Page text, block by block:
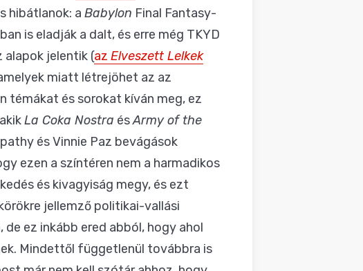
hibátlanok: a Babylon Final Fantasy-
is eladják a dalt, és erre még TKYD
alapok jelentik (az Elveszett Lelkek
miatt létrejöhet az az
témákat és sorokat kíván meg, ez
La Coka Nostra ésArmy of the
és Vinnie Paz bevágások
ezen a színtéren nem a harmadikos
és kivagyiság megy, és ezt
jellemző politikai-vallási
de ez inkább ered abból, hogy ahol
Mindettől függetlenül továbbra is